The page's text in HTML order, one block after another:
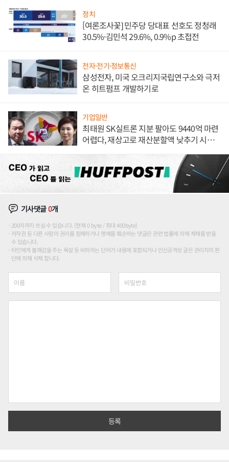
정치
[여론조사꽃] 민주당 당대표 선호도 정청래
30.5%·김민석 29.6%, 0.9%p 초접전
전자·전기·정보통신
삼성전자, 미국 오크리지국립연구소와 극저
온 히트펌프 개발하기로
기업일반
최태원 SK실트론 지분 팔아도 9440억 마련
어렵다, 재상고로 재산분할액 낮추기 시도
기사댓글0개
200자까지 쓰실 수 있습니다. (현재 0 byte / 최대 400byte)
저작권 등 다른 사람의 권리를 침해하거나 명예를 훼손하는 댓글은 관련 법률에 의해 제재를 받을
수 있습니다.
타인에게 불쾌감을 주는 욕설 등 비하하는 단어가 내용에 포함되거나 인신공격성 글은 관리자의 판
단에 의해 삭제 합니다.